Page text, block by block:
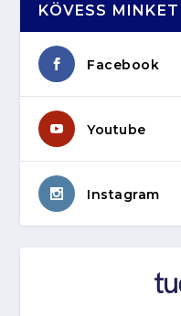
KÖVESS MINKET
Facebook
Youtube
Instagram